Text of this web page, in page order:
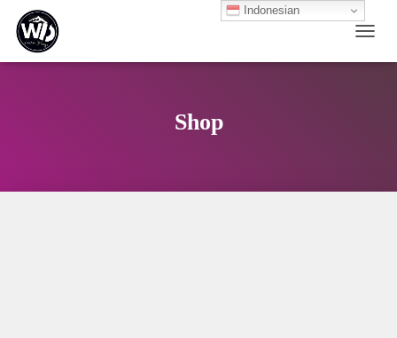
Shop
Indonesian